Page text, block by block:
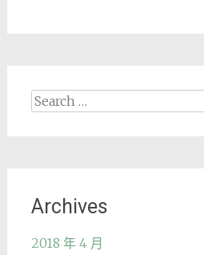
Search
for:
Archives
2018 年 4 月